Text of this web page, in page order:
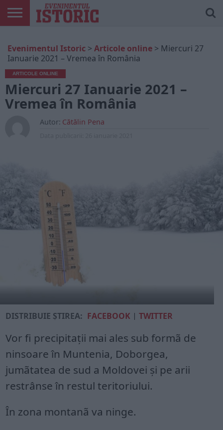
ONLINE
EDIȚII
TIPĂRITE
ISTORIC
PLAY
CONTUL
MEU
Evenimentul Istoric > Articole online > Miercuri 27
Ianuarie 2021 – Vremea în România
ARTICOLE ONLINE
Miercuri 27 Ianuarie 2021 –
Vremea în România
Autor: Cătălin Pena
DISTRIBUIE ȘTIREA: FACEBOOK |TWITTER
Vor fi precipitaţii mai ales sub formã de
ninsoare în Muntenia, Doborgea,
jumãtatea de sud a Moldovei şi pe arii
restrânse în restul teritoriului.
În zona montanã va ninge.